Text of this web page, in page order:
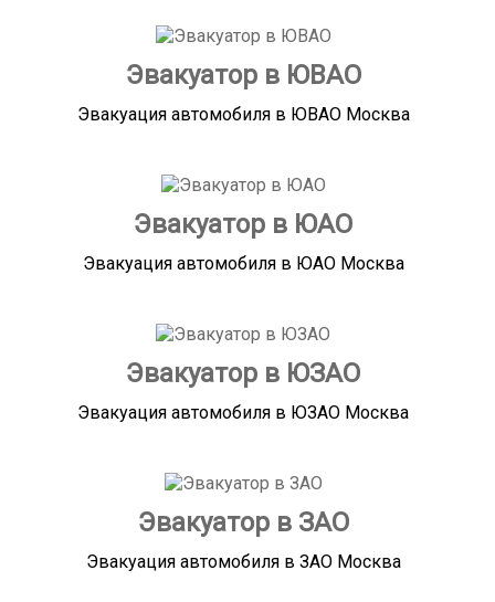
Эвакуатор в ЮВАО
Эвакуация автомобиля в ЮВАО Москва
Эвакуатор в ЮАО
Эвакуация автомобиля в ЮАО Москва
Эвакуатор в ЮЗАО
Эвакуация автомобиля в ЮЗАО Москва
Эвакуатор в ЗАО
Эвакуация автомобиля в ЗАО Москва